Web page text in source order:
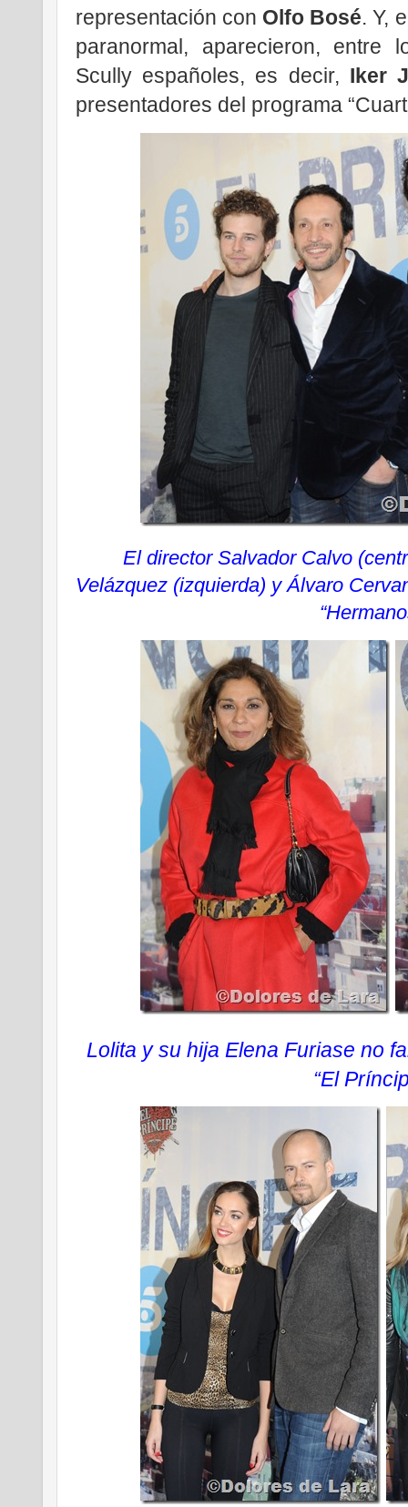
representación con Olfo Bosé. Y,
paranormal, aparecieron, entre
Scully españoles, es decir, Iker
presentadores del programa
El director Salvador Calvo
Velázquez (izquierda) y Álvaro
Lolita y su hija Elena Furiase no
“El